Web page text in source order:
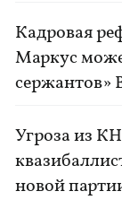
Кадровая
Маркус
сержантов»
Угроза из
новой